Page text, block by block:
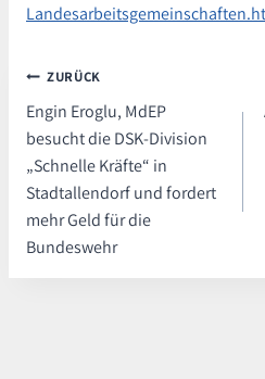
Beitragsnavigation
ZURÜCK
Engin Eroglu, MdEP
besucht die DSK-Division
„Schnelle Kräfte“ in
Stadtallendorf und fordert
mehr Geld für die
Bundeswehr